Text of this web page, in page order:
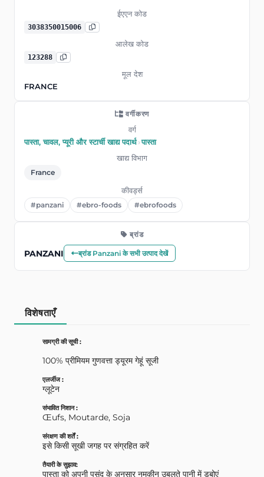
ईएएन कोड
3038350015006
आलेख कोड
123288
मूल देश
FRANCE
वर्गीकरण
वर्ग
पास्ता, चावल, प्यूरी और स्टार्ची खाद्य पदार्थ›पास्ता
खाद्य विभाग
France
कीवर्ड्स
#panzani #ebro-foods #ebrofoods
ब्रांड
PANZANI ब्रांड Panzani के सभी उत्पाद देखें
विशेषताएँ
सामग्री की सूची :
100% प्रीमियम गुणवत्ता ड्यूरम गेहूं सूजी
एलर्जीज :
ग्लूटेन
संभावित निशान :
Œufs, Moutarde, Soja
संरक्षण की शर्तें :
इसे किसी सूखी जगह पर संग्रहित करें
तैयारी के सुझाव:
पास्ता को अपनी पसंद के अनुसार नमकीन उबलते पानी में डुबोएं